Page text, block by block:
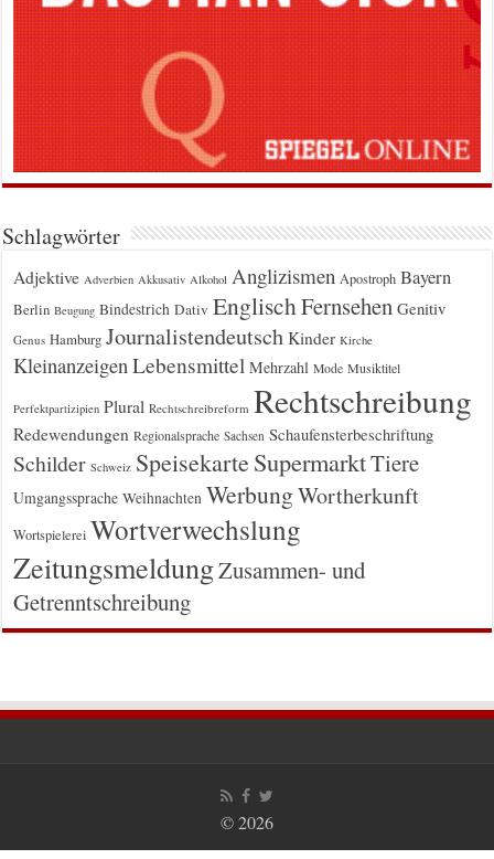
Schlagwörter
Adjektive Adverbien Akkusativ Alkohol Anglizismen Apostroph Bayern
Berlin Beugung Bindestrich Dativ EnglischFernsehen Genitiv
Genus Hamburg Journalistendeutsch Kinder Kirche
Kleinanzeigen Lebensmittel Mehrzahl Mode Musiktitel
Perfektpartizipien Plural Rechtschreibreform Rechtschreibung
Redewendungen Regionalsprache Sachsen Schaufensterbeschriftung
Schilder Schweiz Speisekarte SupermarktTiere
Umgangssprache Weihnachten WerbungWortherkunft
Wortspielerei Wortverwechslung
ZeitungsmeldungZusammen- und
Getrenntschreibung
© 2026